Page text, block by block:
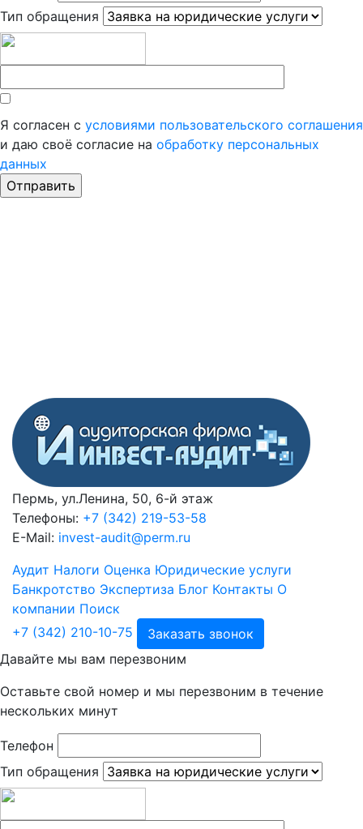
Тип обращения
Я согласен с условиями пользовательского соглашения
и даю своё согласие на обработку персональных
данных
Пермь, ул.Ленина, 50, 6-й этаж
Телефоны: +7 (342) 219-53-58
E-Mail: invest-audit@perm.ru
Аудит Налоги Оценка Юридические услуги
Банкротство Экспертиза Блог Контакты О
компании Поиск
+7 (342) 210-10-75
Заказать звонок
Давайте мы вам перезвоним
Оставьте свой номер и мы перезвоним в течение
нескольких минут
Телефон
Тип обращения